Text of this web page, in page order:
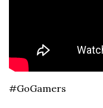
#GoGamers